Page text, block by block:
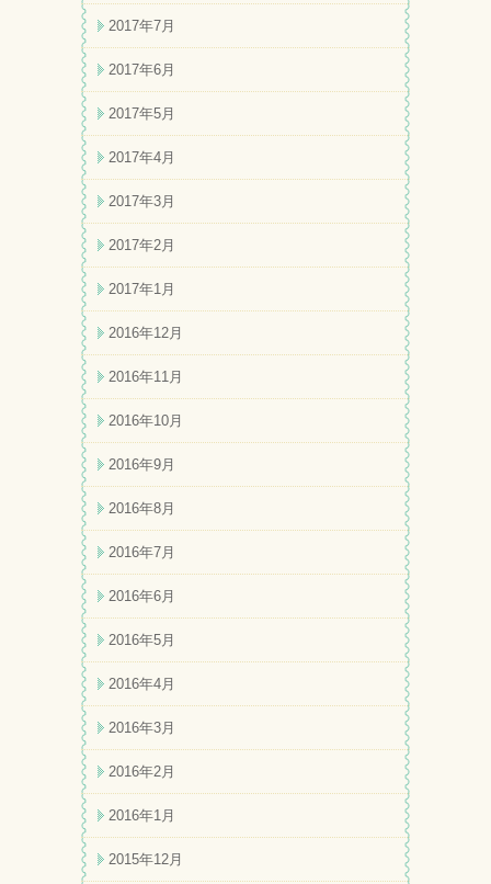
2017年7月
2017年6月
2017年5月
2017年4月
2017年3月
2017年2月
2017年1月
2016年12月
2016年11月
2016年10月
2016年9月
2016年8月
2016年7月
2016年6月
2016年5月
2016年4月
2016年3月
2016年2月
2016年1月
2015年12月